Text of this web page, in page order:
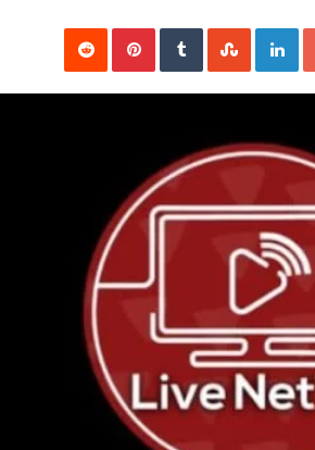
Google+
LinkedIn
Pinterest